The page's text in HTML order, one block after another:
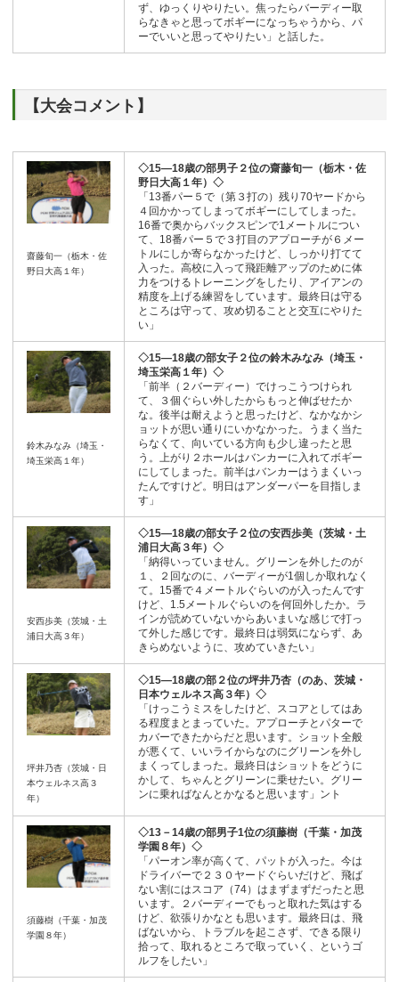
ず、ゆっくりやりたい。焦ったらバーディー取
らなきゃと思ってボギーになっちゃうから、パ
ーでいいと思ってやりたい」と話した。
【大会コメント】
齋藤旬一（栃木・佐
野日大高１年）
◇15―18歳の部男子２位の齋藤旬一（栃木・佐
野日大高１年）◇
「13番パー５で（第３打の）残り70ヤードから
４回かかってしまってボギーにしてしまった。
16番で奥からバックスピンで1メートルについ
て、18番パー５で３打目のアプローチが６メー
トルにしか寄らなかったけど、しっかり打てて
入った。高校に入って飛距離アップのために体
力をつけるトレーニングをしたり、アイアンの
精度を上げる練習をしています。最終日は守る
ところは守って、攻め切ることと交互にやりた
い」
鈴木みなみ（埼玉・
埼玉栄高１年）
◇15―18歳の部女子２位の鈴木みなみ（埼玉・
埼玉栄高１年）◇
「前半（２バーディー）でけっこうつけられ
て、３個ぐらい外したからもっと伸ばせたか
な。後半は耐えようと思ったけど、なかなかシ
ョットが思い通りにいかなかった。うまく当た
らなくて、向いている方向も少し違ったと思
う。上がり２ホールはバンカーに入れてボギー
にしてしまった。前半はバンカーはうまくいっ
たんですけど。明日はアンダーパーを目指しま
す」
安西歩美（茨城・土
浦日大高３年）
◇15―18歳の部女子２位の安西歩美（茨城・土
浦日大高３年）◇
「納得いっていません。グリーンを外したのが
１、２回なのに、バーディーが1個しか取れなく
て。15番で４メートルぐらいのが入ったんです
けど、1.5メートルぐらいのを何回外したか。ラ
インが読めていないからあいまいな感じで打っ
て外した感じです。最終日は弱気にならず、あ
きらめないように、攻めていきたい」
坪井乃杏（茨城・日
本ウェルネス高３
年）
◇15―18歳の部２位の坪井乃杏（のあ、茨城・
日本ウェルネス高３年）◇
「けっこうミスをしたけど、スコアとしてはあ
る程度まとまっていた。アプローチとパターで
カバーできたからだと思います。ショット全般
が悪くて、いいライからなのにグリーンを外し
まくってしまった。最終日はショットをどうに
かして、ちゃんとグリーンに乗せたい。グリー
ンに乗ればなんとかなると思います」ント
須藤樹（千葉・加茂
学園８年）
◇13－14歳の部男子1位の須藤樹（千葉・加茂
学園８年）◇
「パーオン率が高くて、パットが入った。今は
ドライバーで２３０ヤードぐらいだけど、飛ば
ない割にはスコア（74）はまずまずだったと思
います。２バーディーでもっと取れた気はする
けど、欲張りかなとも思います。最終日は、飛
ばないから、トラブルを起こさず、できる限り
拾って、取れるところで取っていく、というゴ
ルフをしたい」